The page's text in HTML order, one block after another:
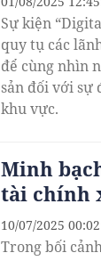
Sự kiện
quy tụ các
để cùng nhìn
sản đối với sự
khu vực.
Minh
tài chính
Trong bối
10/07/2025